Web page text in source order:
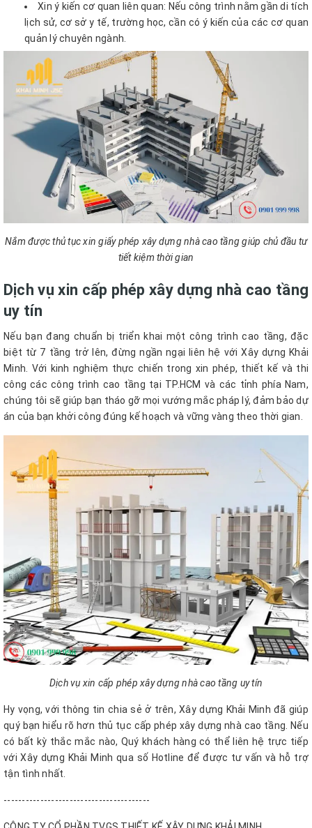
Xin ý kiến cơ quan liên quan: Nếu công trình nằm gần di tích
lịch sử, cơ sở y tế, trường học, cần có ý kiến của các cơ quan
quản lý chuyên ngành.
Nắm được thủ tục xin giấy phép xây dựng nhà cao tầng giúp chủ đầu tư
tiết kiệm thời gian
Dịch vụ xin cấp phép xây dựng nhà cao tầng
uy tín
Nếu bạn đang chuẩn bị triển khai một công trình cao tầng, đặc
biệt từ 7 tầng trở lên, đừng ngần ngại liên hệ với Xây dựng Khải
Minh. Với kinh nghiệm thực chiến trong xin phép, thiết kế và thi
công các công trình cao tầng tại TP.HCM và các tỉnh phía Nam,
chúng tôi sẽ giúp bạn tháo gỡ mọi vướng mắc pháp lý, đảm bảo dự
án của bạn khởi công đúng kế hoạch và vững vàng theo thời gian.
Dịch vụ xin cấp phép xây dựng nhà cao tầng uy tín
Hy vọng, với thông tin chia sẻ ở trên, Xây dựng Khải Minh đã giúp
quý bạn hiểu rõ hơn thủ tục cấp phép xây dựng nhà cao tầng. Nếu
có bất kỳ thắc mắc nào, Quý khách hàng có thể liên hệ trực tiếp
với Xây dựng Khải Minh qua số Hotline để được tư vấn và hỗ trợ
tận tình nhất.
----------------------------------------